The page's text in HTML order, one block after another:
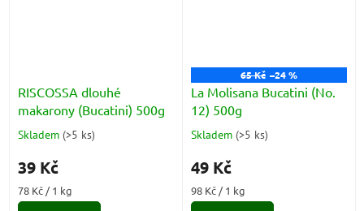
RISCOSSA dlouhé
makarony (Bucatini) 500g
Průměrné
produktu
5,0
Skladem (>5 ks)
39 Kč
Měrná
cena:
78 Kč / 1 kg
65 Kč –24 %
La Molisana Bucatini (No.
12) 500g
Průměrné
produktu
5,0
Skladem (>5 ks)
49 Kč
Měrná
cena:
98 Kč / 1 kg